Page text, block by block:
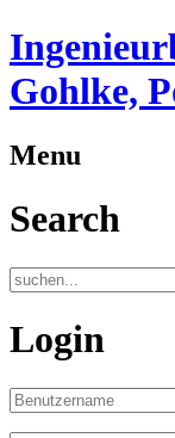
Gohlke,
Menu
Search
Login